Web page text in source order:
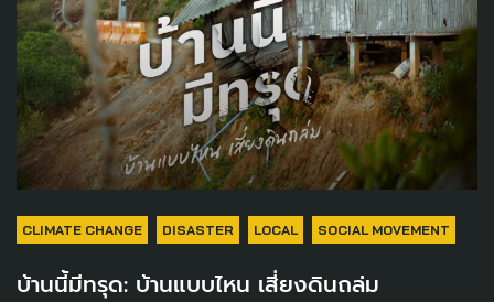
CLIMATE CHANGE DISASTER LOCAL SOCIAL MOVEMENT
บ้านนี้มีทรุด: บ้านแบบไหน เสี่ยงดินถล่ม